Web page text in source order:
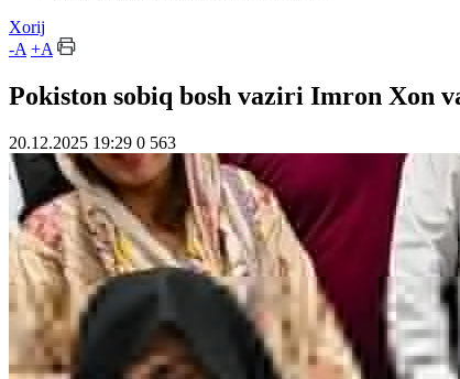
Xorij
-A +A
Pokiston sobiq bosh vaziri Imron Xon
20.12.2025 19:29 0 563